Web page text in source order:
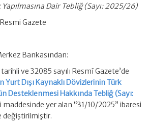
Dair Tebliğ (Sayı: 2025/26)
Gazete
Bankasından:
ve 32085 sayılı Resmî Gazete’de
Yurt Dışı Kaynaklı Dövizlerinin Türk
Desteklenmesi Hakkında Tebliğ (Sayı:
maddesinde yer alan “31/10/2025” ibaresi
değiştirilmiştir.